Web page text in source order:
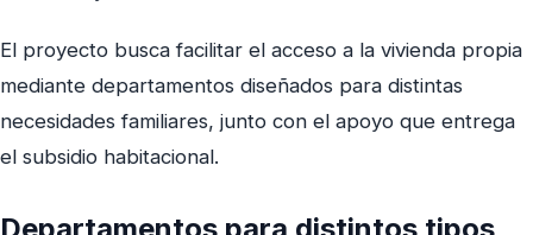
El proyecto busca facilitar el acceso a la vivienda propia
mediante departamentos diseñados para distintas
necesidades familiares, junto con el apoyo que entrega
el subsidio habitacional.
Departamentos para distintos tipos